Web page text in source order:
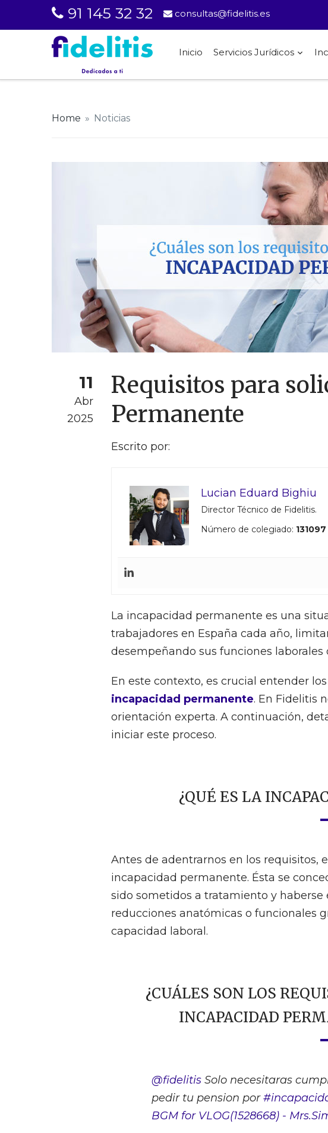
91 145 32 32 consultas@fidelitis.es
Inicio Servicios Jurídicos
Home » Noticias
11
Abr
2025
Requisitos para
Permanente
Escrito por:
Lucian Eduard Bighiu
Director Técnico de Fidelitis.
Número de colegiado:
La incapacidad permanente es una
trabajadores en España cada año,
desempeñando sus funciones
En este contexto, es crucial entender los
incapacidad permanente. En Fidelitis
orientación experta. A continuación,
iniciar este proceso.
¿QUÉ ES LA
Antes de adentrarnos en los
incapacidad permanente. Ésta se
sido sometidos a tratamiento y
reducciones anatómicas o funcionales
capacidad laboral.
¿CUÁLES SON LOS
INCAPACIDAD
@fidelitisSolo necesitaras
pedir tu pension por
BGM for VLOG(1528668) -